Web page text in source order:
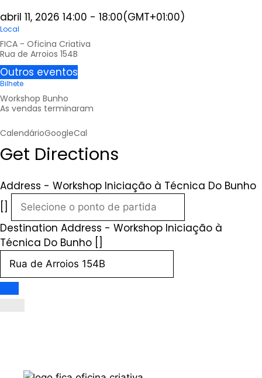
abril 11, 2026 14:00 - 18:00(GMT+01:00)
Local
FICA - Oficina Criativa
Rua de Arroios 154B
Outros eventos
Bilhete
Workshop Bunho
As vendas terminaram
CalendárioGoogleCal
Get Directions
Address - Workshop Iniciação à Técnica Do Bunho
Destination Address - Workshop Iniciação à
Técnica Do Bunho []